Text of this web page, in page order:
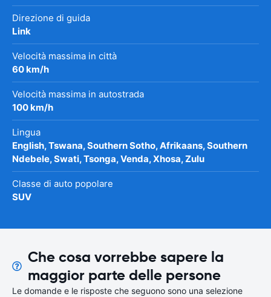
Direzione di guida
Link
Velocità massima in città
60 km/h
Velocità massima in autostrada
100 km/h
Lingua
English, Tswana, Southern Sotho, Afrikaans, Southern
Ndebele, Swati, Tsonga, Venda, Xhosa, Zulu
Classe di auto popolare
SUV
Che cosa vorrebbe sapere la
maggior parte delle persone
Le domande e le risposte che seguono sono una selezione